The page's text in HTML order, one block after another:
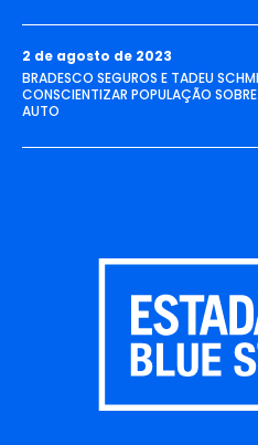
2 de agosto de 2023
BRADESCO SEGUROS E TADEU
CONSCIENTIZAR POPULAÇÃO
AUTO